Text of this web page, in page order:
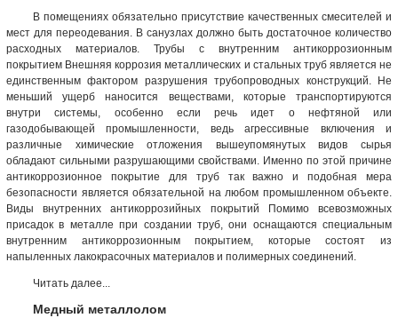
В помещениях обязательно присутствие качественных смесителей и
мест для переодевания. В санузлах должно быть достаточное количество
расходных материалов. Трубы с внутренним антикоррозионным
покрытием Внешняя коррозия металлических и стальных труб является не
единственным фактором разрушения трубопроводных конструкций. Не
меньший ущерб наносится веществами, которые транспортируются
внутри системы, особенно если речь идет о нефтяной или
газодобывающей промышленности, ведь агрессивные включения и
различные химические отложения вышеупомянутых видов сырья
обладают сильными разрушающими свойствами. Именно по этой причине
антикоррозионное покрытие для труб так важно и подобная мера
безопасности является обязательной на любом промышленном объекте.
Виды внутренних антикоррозийных покрытий Помимо всевозможных
присадок в металле при создании труб, они оснащаются специальным
внутренним антикоррозионным покрытием, которые состоят из
напыленных лакокрасочных материалов и полимерных соединений.
Читать далее...
Медный металлолом